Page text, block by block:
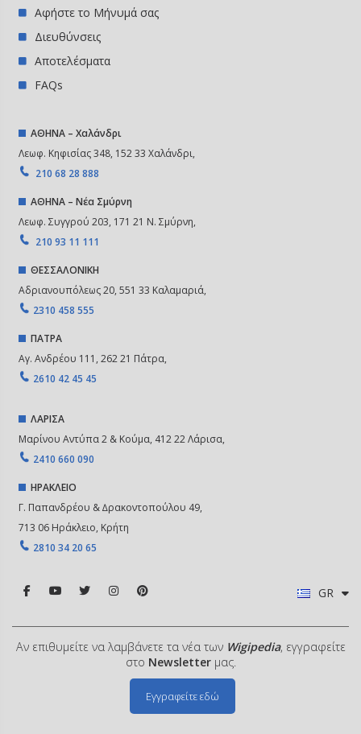
Αφήστε το Μήνυμά σας
Διευθύνσεις
Αποτελέσματα
FAQs
ΑΘΗΝΑ – Χαλάνδρι
Λεωφ. Κηφισίας 348, 152 33 Χαλάνδρι,
210 68 28 888
ΑΘΗΝΑ – Νέα Σμύρνη
Λεωφ. Συγγρού 203, 171 21 Ν. Σμύρνη,
210 93 11 111
ΘΕΣΣΑΛΟΝΙΚΗ
Αδριανουπόλεως 20, 551 33 Καλαμαριά,
2310 458 555
ΠΑΤΡΑ
Αγ. Ανδρέου 111, 262 21 Πάτρα,
2610 42 45 45
ΛΑΡΙΣΑ
Μαρίνου Αντύπα 2 & Κούμα, 412 22 Λάρισα,
2410 660 090
ΗΡΑΚΛΕΙΟ
Γ. Παπανδρέου & ∆ρακοντοπούλου 49,
713 06 Ηράκλειο, Κρήτη
2810 34 20 65
GR
Αν επιθυμείτε να λαμβάνετε τα νέα τωνWigipedia, εγγραφείτε
στο Newsletterμας.
Εγγραφείτε εδώ